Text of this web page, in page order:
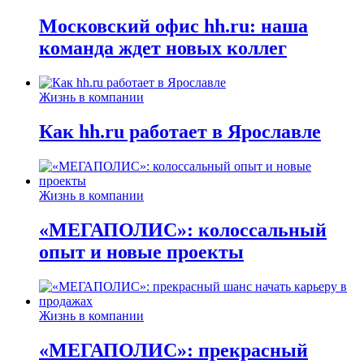
Московский офис hh.ru: наша
команда ждет новых коллег
Жизнь в компании
Как hh.ru работает в Ярославле
Жизнь в компании
«МЕГАПОЛИС»: колоссальный
опыт и новые проекты
Жизнь в компании
«МЕГАПОЛИС»: прекрасный